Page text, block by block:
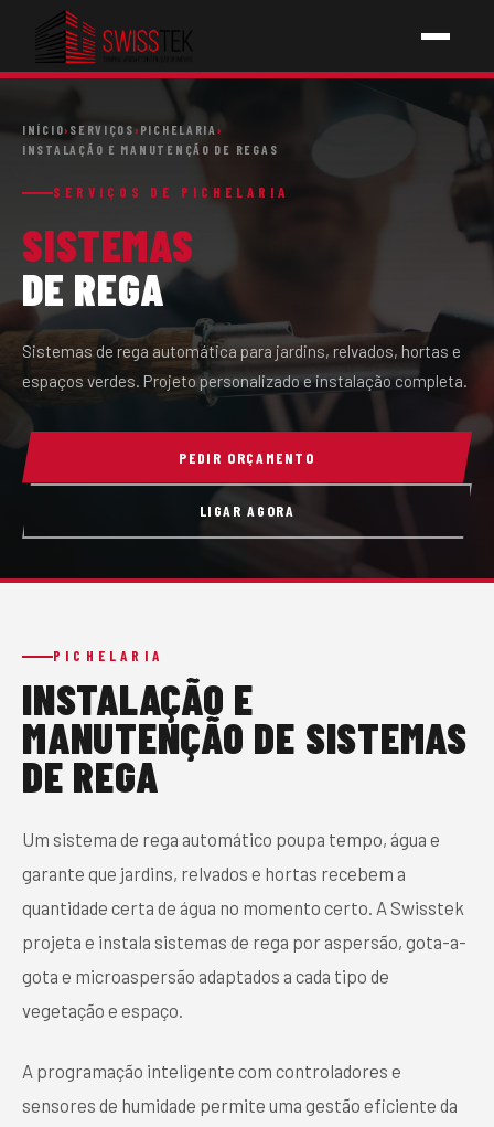
↳ PICHELARIA
↳ ELETRICIDADE
↳ AQUECIMENTOS
CONTACTO
INÍCIO› SERVIÇOS› PICHELARIA ›
INSTALAÇÃO E MANUTENÇÃO DE REGAS
SERVIÇOS DE PICHELARIA
SISTEMAS
DE REGA
Sistemas de rega automática para jardins, relvados, hortas e
espaços verdes. Projeto personalizado e instalação completa.
PEDIR ORÇAMENTO
LIGAR AGORA
PICHELARIA
INSTALAÇÃO E
MANUTENÇÃO DE SISTEMAS
DE REGA
Um sistema de rega automático poupa tempo, água e
garante que jardins, relvados e hortas recebem a
quantidade certa de água no momento certo. A Swisstek
projeta e instala sistemas de rega por aspersão, gota-a-
gota e microaspersão adaptados a cada tipo de
vegetação e espaço.
A programação inteligente com controladores e
sensores de humidade permite uma gestão eficiente da